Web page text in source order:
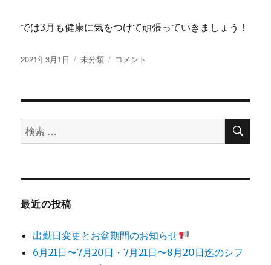
では3月も健康に気をつけて頑張っていきましょう！
投
2021年3月1日
カ
リ
未分類
本
ら
月！
に
コメント
検
索
象:
検
最近の投稿
出勤日変更とお盆期間のお知らせ
6月21日〜7月20日・7月21日〜8月20日迄のシフ